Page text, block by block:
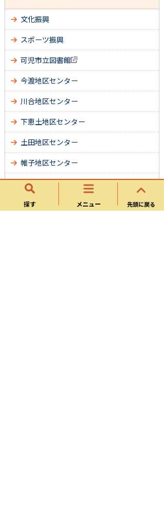
探す メニュー 先頭に戻る
文化振興
スポーツ振興
可児市立図書館
今渡地区センター
川合地区センター
下恵土地区センター
土田地区センター
帷子地区センター
春里地区センター
姫治地区センター